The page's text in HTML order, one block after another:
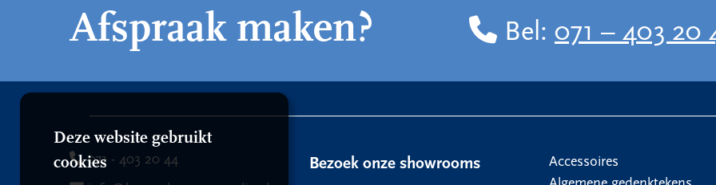
Afspraak maken? Bel: 071 – 403 20
071 - 403 20 44
Bezoek onze showrooms
Accessoires
Deze website gebruikt
cookies